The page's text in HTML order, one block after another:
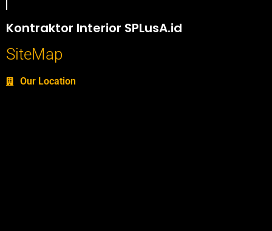
Kontraktor Interior SPLusA.id
SiteMap
Our Location